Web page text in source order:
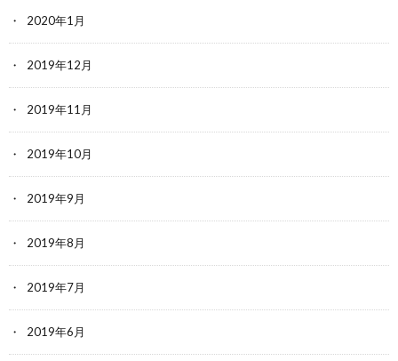
2020年1月
2019年12月
2019年11月
2019年10月
2019年9月
2019年8月
2019年7月
2019年6月